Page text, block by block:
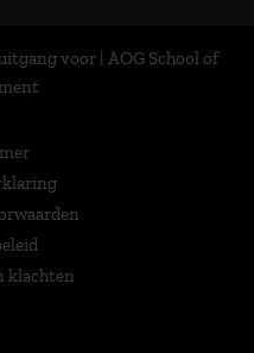
voor | AOG School of
klachten